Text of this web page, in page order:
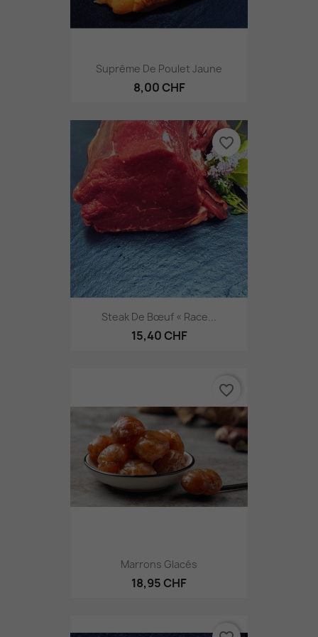
Suprême De Poulet Jaune
8,00 CHF
Steak De Bœuf « Race...
15,40 CHF
favorite_border
Marrons Glacés
18,95 CHF
favorite_border